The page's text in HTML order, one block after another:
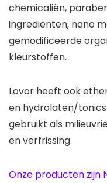
chemicaliën,
ingrediënten, nano
gemodificeerde
kleurstoffen.
Lovor heeft ook
en hydrolaten/
gebruikt als
en verfrissing.
Onze producten zijn